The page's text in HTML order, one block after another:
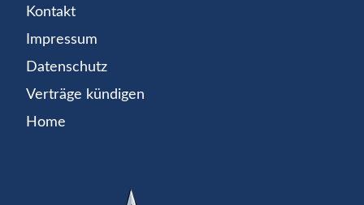
Kontakt
Impressum
Datenschutz
Verträge kündigen
Home